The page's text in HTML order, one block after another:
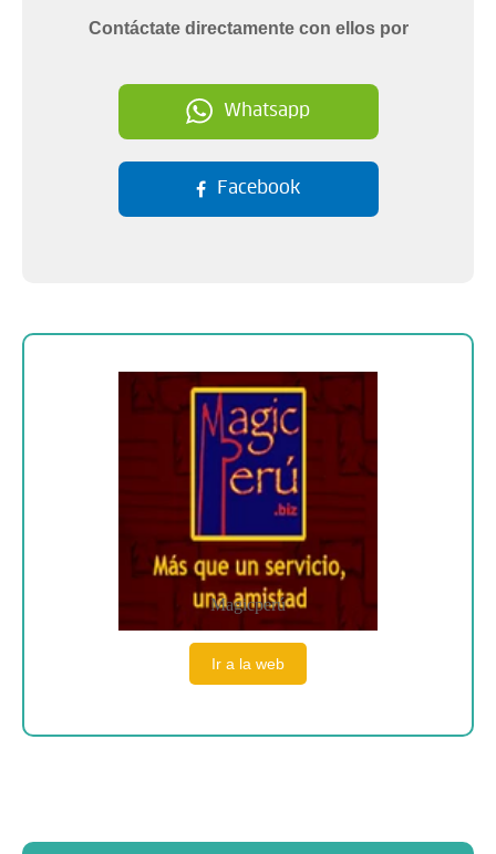
Contáctate directamente con ellos por
Whatsapp
Facebook
Sobre la empresa
Magicperú
Ir a la web